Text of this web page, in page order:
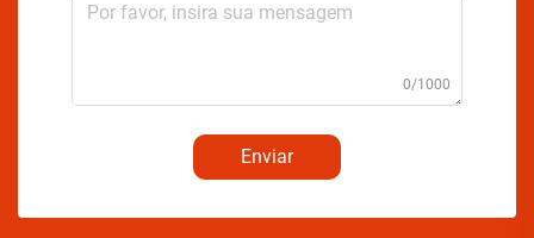
0/1000
Enviar